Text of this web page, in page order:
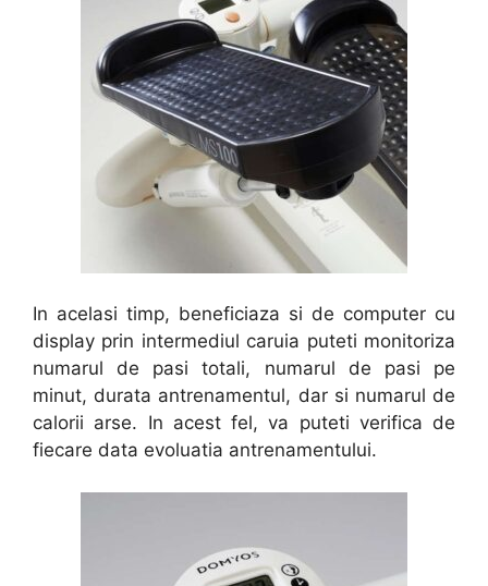
In acelasi timp, beneficiaza si de computer cu
display prin intermediul caruia puteti monitoriza
numarul de pasi totali, numarul de pasi pe
minut, durata antrenamentul, dar si numarul de
calorii arse. In acest fel, va puteti verifica de
fiecare data evoluatia antrenamentului.